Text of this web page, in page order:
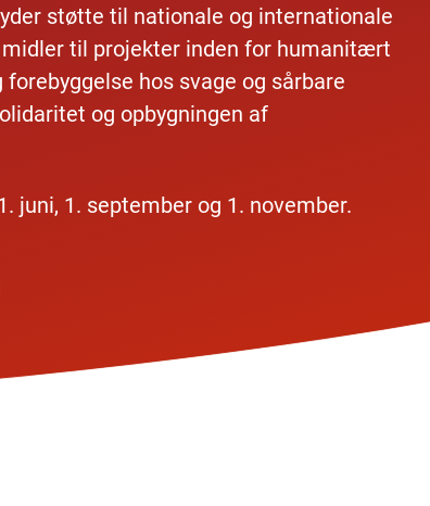
støtte til nationale og internationale
til projekter inden for humanitært
hos svage og sårbare
og opbygningen af
juni, 1. september og 1. november.